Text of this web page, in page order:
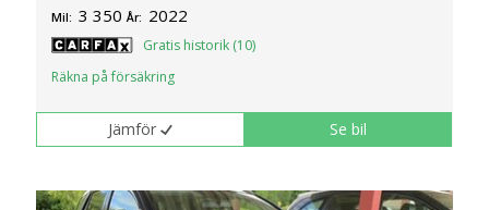
Mil: 3 350 År: 2022
Gratis historik (10)
Räkna på försäkring
Jämför Se bil